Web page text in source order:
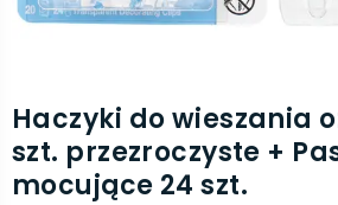
Haczyki do wieszania
szt. przezroczyste +
mocujące 24 szt.